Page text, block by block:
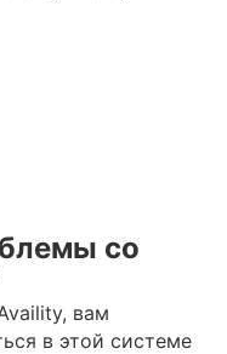
со
вам
в этой системе